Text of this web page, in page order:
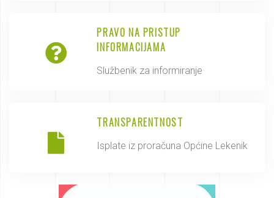
PRAVO NA PRISTUP
INFORMACIJAMA
Službenik za informiranje
TRANSPARENTNOST
Isplate iz proračuna Općine Lekenik